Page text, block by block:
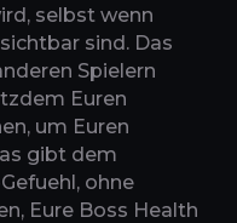
selbst wenn
sind. Das
Spielern
Euren
um Euren
gibt dem
ohne
Eure Boss Health